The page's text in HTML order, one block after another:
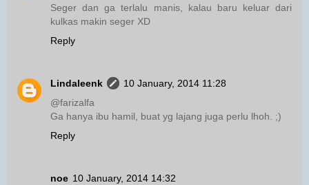
Seger dan ga terlalu manis, kalau baru keluar dari
kulkas makin seger XD
Reply
Lindaleenk
10 January, 2014 11:28
@farizalfa
Ga hanya ibu hamil, buat yg lajang juga perlu lhoh. ;)
Reply
noe 10 January, 2014 14:32